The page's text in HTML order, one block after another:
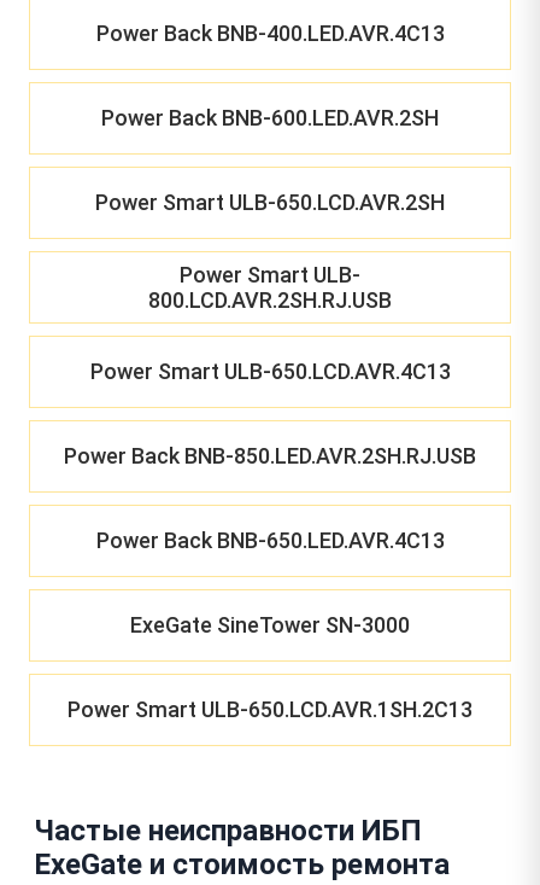
Power Back BNB-400.LED.AVR.4C13
Power Back BNB-600.LED.AVR.2SH
Power Smart ULB-650.LCD.AVR.2SH
Power Smart ULB-
800.LCD.AVR.2SH.RJ.USB
Power Smart ULB-650.LCD.AVR.4C13
Power Back BNB-850.LED.AVR.2SH.RJ.USB
Power Back BNB-650.LED.AVR.4C13
ExeGate SineTower SN-3000
Power Smart ULB-650.LCD.AVR.1SH.2C13
Частые неисправности ИБП
ExeGate и стоимость ремонта